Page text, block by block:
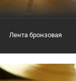
Лента бронзовая